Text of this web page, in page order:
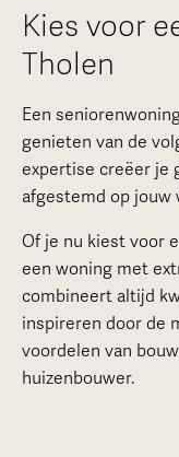
Kies voor
Tholen
Een
genieten van de
expertise creëer je
afgestemd op jouw
Of je nu kiest voor
een woning met
combineert altijd
inspireren door de
voordelen van
huizenbouwer.